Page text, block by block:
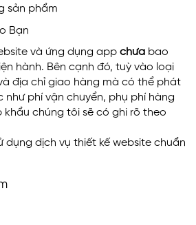
sản phẩm
Bạn
và ứng dụng app chưa bao
hành. Bên cạnh đó, tuỳ vào loại
địa chỉ giao hàng mà có thể phát
như phí vận chuyển, phụ phí hàng
khẩu chúng tôi sẽ có ghi rõ theo
dụng dịch vụ thiết kế website chuẩn